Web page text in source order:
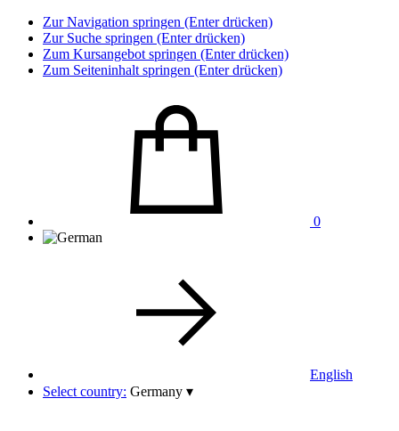
Zur Navigation springen (Enter drücken)
Zur Suche springen (Enter drücken)
Zum Kursangebot springen (Enter drücken)
Zum Seiteninhalt springen (Enter drücken)
0
English
Select country: Germany ▾